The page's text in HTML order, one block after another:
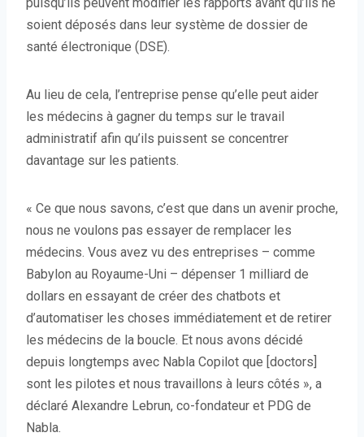
soient déposés dans leur système de dossier de
santé électronique (DSE).
Au lieu de cela, l’entreprise pense qu’elle peut aider
les médecins à gagner du temps sur le travail
administratif afin qu’ils puissent se concentrer
davantage sur les patients.
« Ce que nous savons, c’est que dans un avenir proche,
nous ne voulons pas essayer de remplacer les
médecins. Vous avez vu des entreprises – comme
Babylon au Royaume-Uni – dépenser 1 milliard de
dollars en essayant de créer des chatbots et
d’automatiser les choses immédiatement et de retirer
les médecins de la boucle. Et nous avons décidé
depuis longtemps avec Nabla Copilot que [doctors]
sont les pilotes et nous travaillons à leurs côtés », a
déclaré Alexandre Lebrun, co-fondateur et PDG de
Nabla.